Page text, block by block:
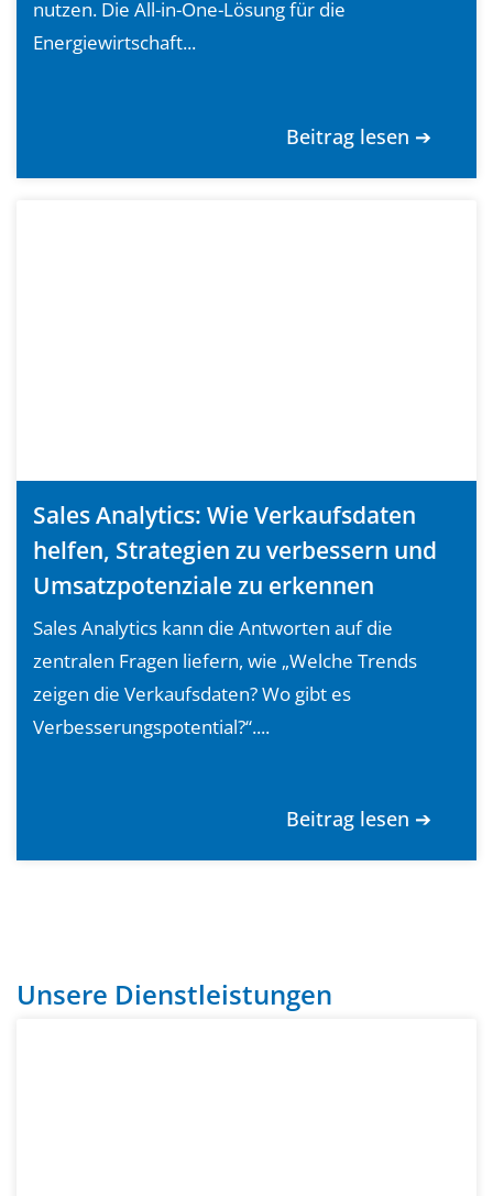
nutzen. Die All-in-One-Lösung für die
Energiewirtschaft...
Beitrag lesen ➔
Sales Analytics: Wie Verkaufsdaten
helfen, Strategien zu verbessern und
Umsatzpotenziale zu erkennen
Sales Analytics kann die Antworten auf die
zentralen Fragen liefern, wie „Welche Trends
zeigen die Verkaufsdaten? Wo gibt es
Verbesserungspotential?“....
Beitrag lesen ➔
Unsere Dienstleistungen